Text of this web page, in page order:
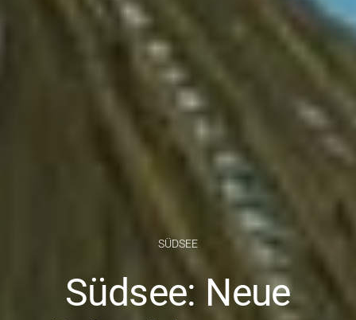
SÜDSEE
Südsee: Neue